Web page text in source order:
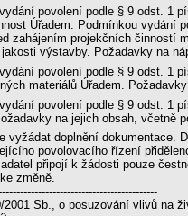
povolení podle § 9 odst. 1
Úřadem. Podmínkou vydání
zahájením projekčních činností
výstavby. Požadavky na
povolení podle § 9 odst. 1
materiálů Úřadem.
povolení podle § 9 odst. 1
na jejich obsah, včetně
vyžádat doplnění dokumentace.
povolovacího řízení
připojí k žádosti pouze
změně.
2001 Sb., o posuzování vlivů na